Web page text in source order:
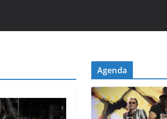
Agenda